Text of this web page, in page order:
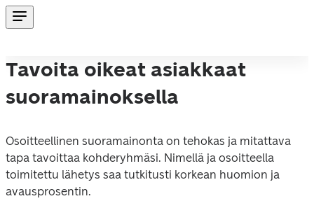
Tavoita oikeat asiakkaat
suoramainoksella
Osoitteellinen suoramainonta on tehokas ja mitattava
tapa tavoittaa kohderyhmäsi. Nimellä ja osoitteella
toimitettu lähetys saa tutkitusti korkean huomion ja
avausprosentin.